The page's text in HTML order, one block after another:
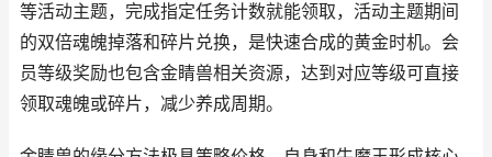
等活动主题，完成指定任务计数就能领取，活动主题期间
的双倍魂魄掉落和碎片兑换，是快速合成的黄金时机。会
员等级奖励也包含金睛兽相关资源，达到对应等级可直接
领取魂魄或碎片，减少养成周期。